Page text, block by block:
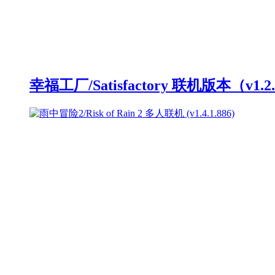
幸福工厂/Satisfactory 联机版本（